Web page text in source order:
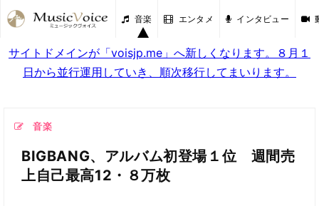
音楽 エンタメ インタビュー
サイトドメインが「voisjp.me」へ新しくなります。８月１
日から並行運用していき、順次移行してまいります。
音楽
BIGBANG、アルバム初登場１位 週間売
上自己最高12・８万枚